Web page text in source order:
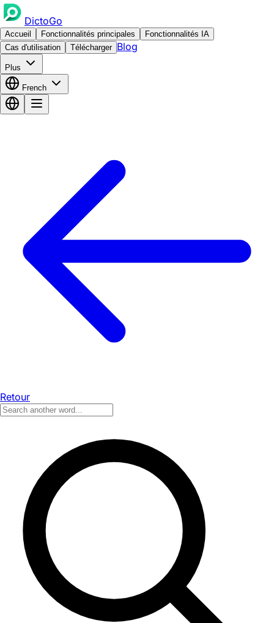
DictoGo
Accueil Fonctionnalités principales
Fonctionnalités IA
Cas d'utilisation
Télécharger Blog
Plus
French
Retour